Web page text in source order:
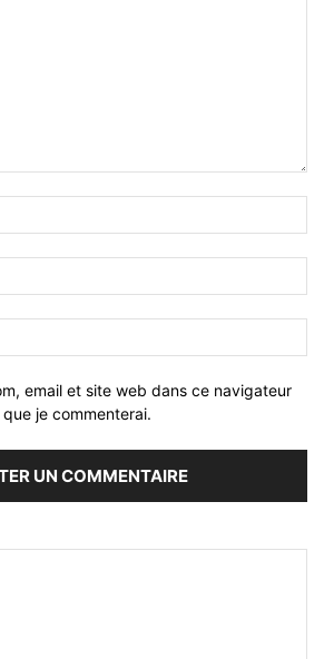
email et site web dans ce navigateur
je commenterai.